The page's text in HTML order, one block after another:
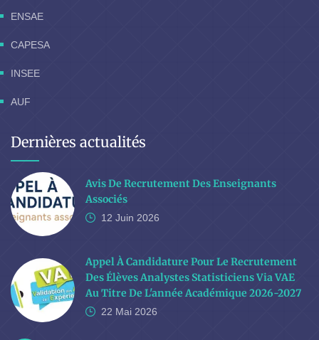
ENSAE
CAPESA
INSEE
AUF
Dernières actualités
Avis De Recrutement Des Enseignants
Associés
12 Juin 2026
Appel À Candidature Pour Le Recrutement
Des Élèves Analystes Statisticiens Via VAE
Au Titre De L'année Académique 2026-2027
22 Mai 2026